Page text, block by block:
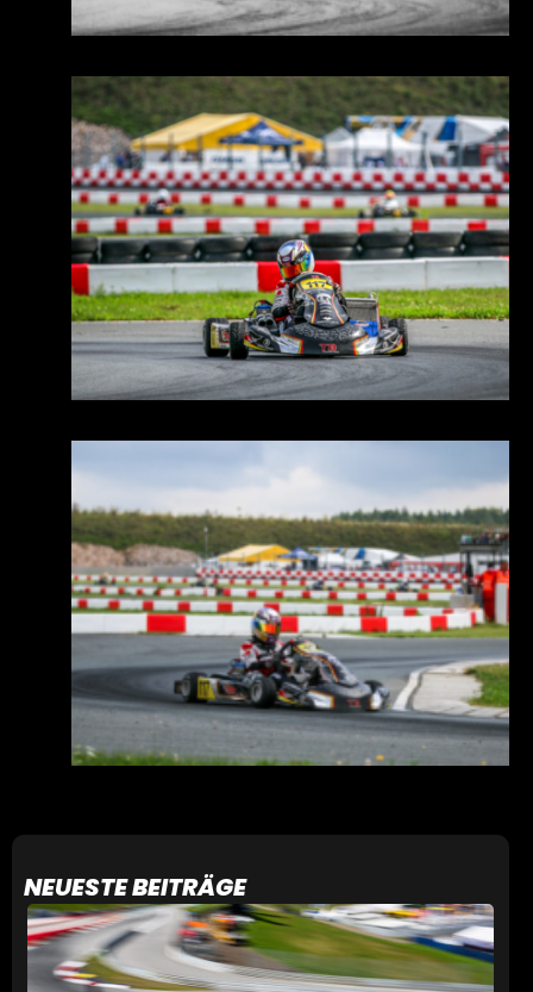
NEUESTE BEITRÄGE